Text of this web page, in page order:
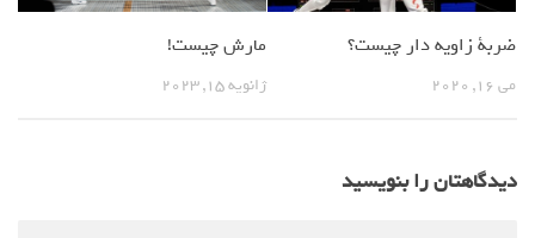
ضربة زاویه دار چیست؟
می 16, 2020
مارش چیست!
ژانویه 15, 2023
دیدگاهتان را بنویسید